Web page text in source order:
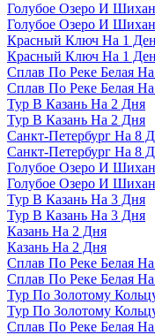
Голубое Озеро И
Голубое Озеро И
Красный Ключ На 1
Красный Ключ На 1
Сплав По Реке Белая
Сплав По Реке Белая
Тур В Казань На 2 Дня
Тур В Казань На 2 Дня
Санкт-Петербург На 8
Санкт-Петербург На 8
Голубое Озеро И
Голубое Озеро И
Тур В Казань На 3 Дня
Тур В Казань На 3 Дня
Казань На 2 Дня
Казань На 2 Дня
Сплав По Реке Белая
Сплав По Реке Белая
Тур По Золотому
Тур По Золотому
Сплав По Реке Белая